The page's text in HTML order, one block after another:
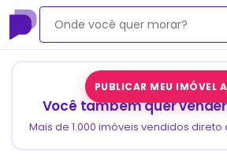
PUBLICAR MEU IMÓVEL
Você também quer
Mais de 1.000 imóveis vendidos